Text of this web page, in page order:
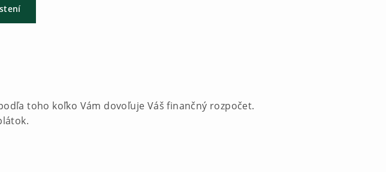
toho koľko Vám dovoľuje Váš finančný rozpočet.